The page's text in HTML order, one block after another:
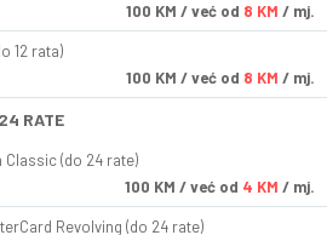
100 KM / već od 8 KM / mj.
12 rata)
100 KM / već od 8 KM / mj.
RATE
Classic (do 24 rate)
100 KM / već od 4 KM / mj.
Revolving (do 24 rate)